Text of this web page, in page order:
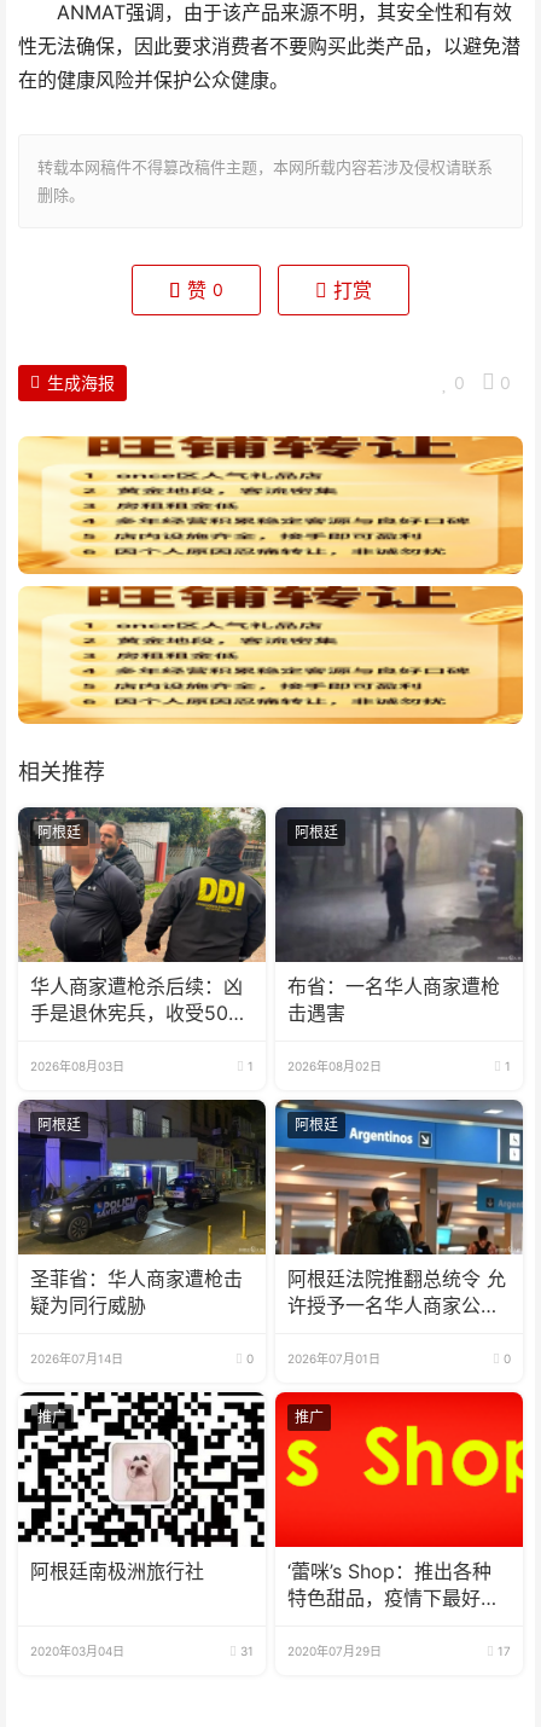
ANMAT强调，由于该产品来源不明，其安全性和有效
性无法确保，因此要求消费者不要购买此类产品，以避免潜
在的健康风险并保护公众健康。
转载本网稿件不得篡改稿件主题，本网所载内容若涉及侵权请联系
删除。
赞 0 打赏
0 0
生成海报
相关推荐
阿根廷
华人商家遭枪杀后续：凶
手是退休宪兵，收受5000
2026年08月03日 1
阿根廷
布省：一名华人商家遭枪
击遇害
2026年08月02日 1
阿根廷
圣菲省：华人商家遭枪击
疑为同行威胁
2026年07月14日 0
阿根廷
阿根廷法院推翻总统令 允
许授予一名华人商家公民
2026年07月01日 0
推广
阿根廷南极洲旅行社
2020年03月04日 31
推广
‘蕾咪’s Shop：推出各种
特色甜品，疫情下最好的
2020年07月29日 17